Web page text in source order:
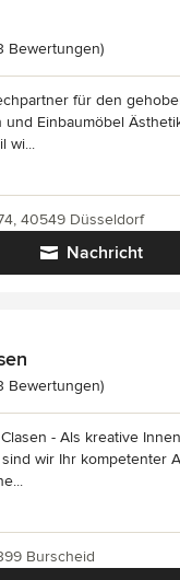
5 von 5
Bewertungen)
für den
und Einbaumöbel
wi...
Nachricht
40549 Düsseldorf
5 von 5
Bewertungen)
- Als kreative
wir Ihr kompetenter
Burscheid